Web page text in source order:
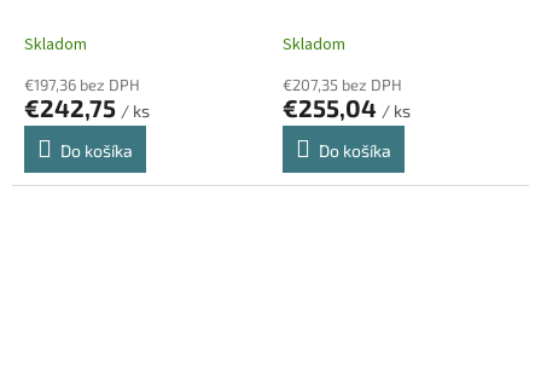
Skladom
€197,36 bez DPH
€242,75 / ks
Do košíka
Skladom
€207,35 bez DPH
€255,04 / ks
Do košíka